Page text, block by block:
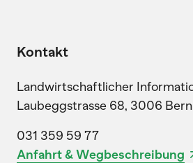
Kontakt
Landwirtschaftlicher
Laubeggstrasse 68, 3006 Bern
031 359 59 77
Anfahrt & Wegbeschreibung